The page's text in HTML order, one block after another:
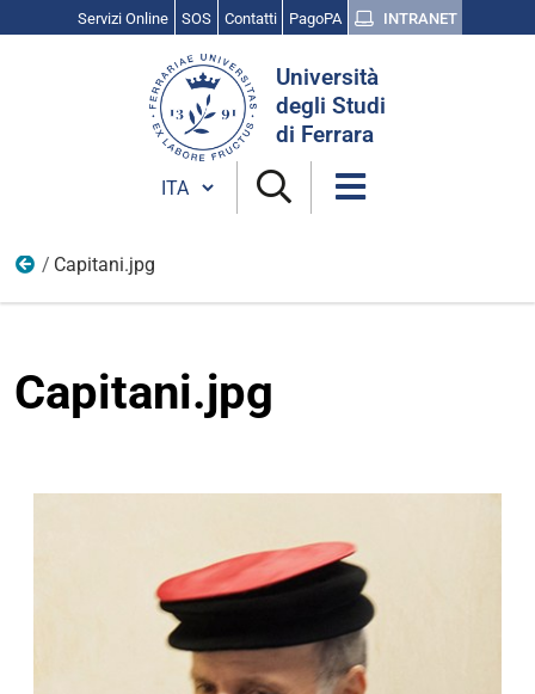
Servizi Online SOS Contatti PagoPA INTRANET
Università
degli Studi
di Ferrara
Cambia lingua
Vita universitaria
Capitani.jpg
Capitani.jpg